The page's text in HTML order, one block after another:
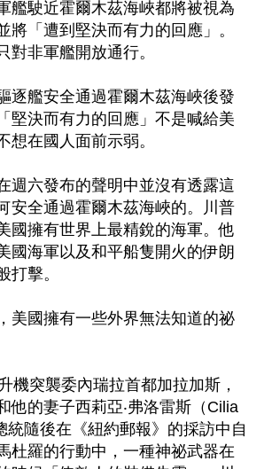
艦駛近霍爾木茲海峽都將被視為
將「遭到堅決而有力的回應」。
對非軍艦開放通行。
逐艦安全通過霍爾木茲海峽後發
堅決而有力的回應」不是喊給美
想在國人面前示弱。
週六發布的聲明中並沒有透露這
安全通過霍爾木茲海峽的。川普
國擁有世界上最精銳的海軍。他
國海軍以及和平船隻開火的伊朗
打擊。
美國擁有一些外界無法知道的祕
機突襲委內瑞拉首都加拉加斯，
他的妻子西莉亞‧弗洛雷斯（Cilia
統隨後在《紐約郵報》的採訪中自
杜羅的行動中，一種神祕武器在